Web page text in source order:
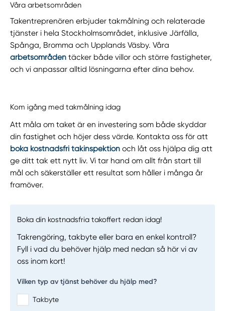
Våra arbetsområden
Takentreprenören erbjuder takmålning och relaterade
tjänster i hela Stockholmsområdet, inklusive Järfälla,
Spånga, Bromma och Upplands Väsby. Våra
arbetsområden täcker både villor och större fastigheter,
och vi anpassar alltid lösningarna efter dina behov.
Kom igång med takmålning idag
Att måla om taket är en investering som både skyddar
din fastighet och höjer dess värde. Kontakta oss för att
boka kostnadsfri takinspektion och låt oss hjälpa dig att
ge ditt tak ett nytt liv. Vi tar hand om allt från start till
mål och säkerställer ett resultat som håller i många år
framöver.
Boka din kostnadsfria takoffert redan idag!
Takrengöring, takbyte eller bara en enkel kontroll?
Fyll i vad du behöver hjälp med nedan så hör vi av
oss inom kort!
Vilken typ av tjänst behöver du hjälp med?
Takbyte